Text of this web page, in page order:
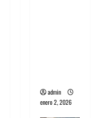
admin
enero 2, 2026